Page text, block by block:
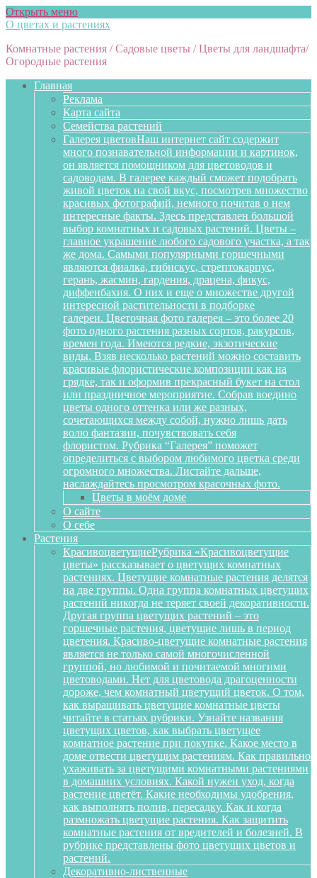
Открыть меню
О цветах и растениях
Комнатные растения / Садовые цветы / Цветы для ландшафта/
Огородные растения
Главная
Реклама
Карта сайта
Семейства растений
Галерея цветовНаш интернет сайт содержит
много познавательной информации и картинок,
он является помощником для цветоводов и
садоводам. В галерее каждый сможет подобрать
живой цветок на свой вкус, посмотрев множество
красивых фотографий, немного почитав о нем
интересные факты. Здесь представлен большой
выбор комнатных и садовых растений. Цветы –
главное украшение любого садового участка, а так
же дома. Самыми популярными горшечными
являются фиалка, гибискус, стрептокарпус,
герань, жасмин, гардения, драцена, фикус,
диффенбахия. О них и еще о множестве другой
интересной растительности в подборке
галереи. Цветочная фото галерея – это более 20
фото одного растения разных сортов, ракурсов,
времен года. Имеются редкие, экзотические
виды. Взяв несколько растений можно составить
красивые флористические композиции как на
грядке, так и оформив прекрасный букет на стол
или праздничное мероприятие. Собрав воедино
цветы одного оттенка или же разных,
сочетающихся между собой, нужно лишь дать
волю фантазии, почувствовать себя
флористом. Рубрика “Галерея” поможет
определиться с выбором любимого цветка среди
огромного множества. Листайте дальше,
наслаждайтесь просмотром красочных фото.
Цветы в моём доме
О сайте
О себе
Растения
КрасивоцветущиеРубрика «Красивоцветущие
цветы» рассказывает о цветущих комнатных
растениях. Цветущие комнатные растения делятся
на две группы. Одна группа комнатных цветущих
растений никогда не теряет своей декоративности.
Другая группа цветущих растений – это
горшечные растения, цветущие лишь в период
цветения. Красиво-цветущие комнатные растения
является не только самой многочисленной
группой, но любимой и почитаемой многими
цветоводами. Нет для цветовода драгоценности
дороже, чем комнатный цветущий цветок. О том,
как выращивать цветущие комнатные цветы
читайте в статьях рубрики. Узнайте названия
цветущих цветов, как выбрать цветущее
комнатное растение при покупке. Какое место в
доме отвести цветущим растениям. Как правильно
ухаживать за цветущими комнатными растениями
в домашних условиях. Какой нужен уход, когда
растение цветёт. Какие необходимы удобрения,
как выполнять полив, пересадку. Как и когда
размножать цветущие растения. Как защитить
комнатные растения от вредителей и болезней. В
рубрике представлены фото цветущих цветов и
растений.
Декоративно-лиственные